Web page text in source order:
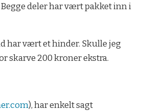
deler har vært pakket inn i
har vært et hinder. Skulle jeg
skarve 200 kroner ekstra.
), har enkelt sagt